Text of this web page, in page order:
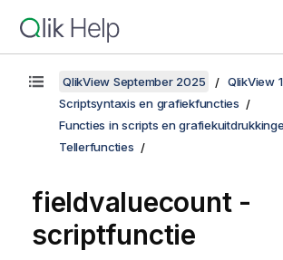
QlikView September 2025
QlikView
Scriptsyntaxis en grafiekfuncties
Functies in scripts en
Tellerfuncties
fieldvaluecount -
scriptfunctie